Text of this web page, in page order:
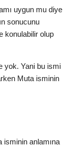
uygun mu diye
sonucunu
konulabilir olup
yok. Yani bu ismi
Muta isminin
isminin anlamına